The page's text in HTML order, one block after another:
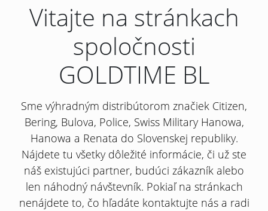
Vitajte na stránkach
spoločnosti
GOLDTIME BL
Sme výhradným distribútorom značiek Citizen,
Bering, Bulova, Police, Swiss Military Hanowa,
Hanowa a Renata do Slovenskej republiky.
Nájdete tu všetky dôležité informácie, či už ste
náš existujúci partner, budúci zákazník alebo
len náhodný návštevník. Pokiaľ na stránkach
nenájdete to, čo hľadáte kontaktujte nás a radi